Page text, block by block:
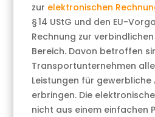
zur elektronischen
§ 14 UStG und den EU-
Rechnung zur
Bereich. Davon betroffen
Transportunternehmen
Leistungen für
erbringen. Die
nicht aus einem einfachen